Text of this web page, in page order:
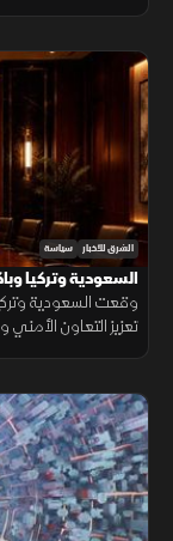
الشرق للأخبار سياسة
السعودية وتركيا
وقعت السعودية
تعزيز التعاون